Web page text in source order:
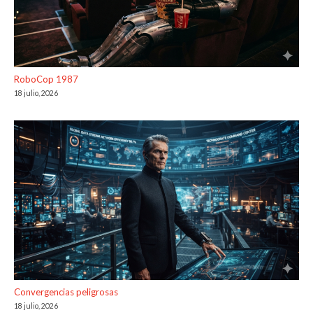
RoboCop 1987
18 julio, 2026
Convergencias peligrosas
18 julio, 2026